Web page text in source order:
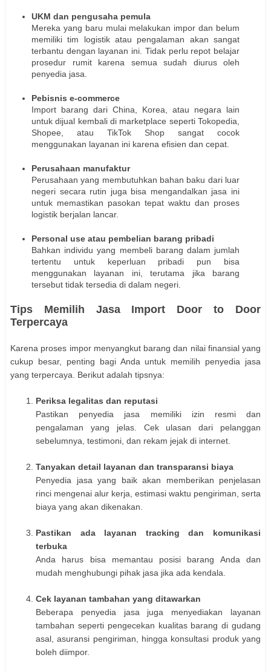
UKM dan pengusaha pemula
Mereka yang baru mulai melakukan impor dan belum
memiliki tim logistik atau pengalaman akan sangat
terbantu dengan layanan ini. Tidak perlu repot belajar
prosedur rumit karena semua sudah diurus oleh
penyedia jasa.
Pebisnis e-commerce
Import barang dari China, Korea, atau negara lain
untuk dijual kembali di marketplace seperti Tokopedia,
Shopee, atau TikTok Shop sangat cocok
menggunakan layanan ini karena efisien dan cepat.
Perusahaan manufaktur
Perusahaan yang membutuhkan bahan baku dari luar
negeri secara rutin juga bisa mengandalkan jasa ini
untuk memastikan pasokan tepat waktu dan proses
logistik berjalan lancar.
Personal use atau pembelian barang pribadi
Bahkan individu yang membeli barang dalam jumlah
tertentu untuk keperluan pribadi pun bisa
menggunakan layanan ini, terutama jika barang
tersebut tidak tersedia di dalam negeri.
Tips Memilih Jasa Import Door to Door
Terpercaya
Karena proses impor menyangkut barang dan nilai finansial yang
cukup besar, penting bagi Anda untuk memilih penyedia jasa
yang terpercaya. Berikut adalah tipsnya:
Periksa legalitas dan reputasi
Pastikan penyedia jasa memiliki izin resmi dan
pengalaman yang jelas. Cek ulasan dari pelanggan
sebelumnya, testimoni, dan rekam jejak di internet.
Tanyakan detail layanan dan transparansi biaya
Penyedia jasa yang baik akan memberikan penjelasan
rinci mengenai alur kerja, estimasi waktu pengiriman, serta
biaya yang akan dikenakan.
Pastikan ada layanan tracking dan komunikasi
terbuka
Anda harus bisa memantau posisi barang Anda dan
mudah menghubungi pihak jasa jika ada kendala.
Cek layanan tambahan yang ditawarkan
Beberapa penyedia jasa juga menyediakan layanan
tambahan seperti pengecekan kualitas barang di gudang
asal, asuransi pengiriman, hingga konsultasi produk yang
boleh diimpor.